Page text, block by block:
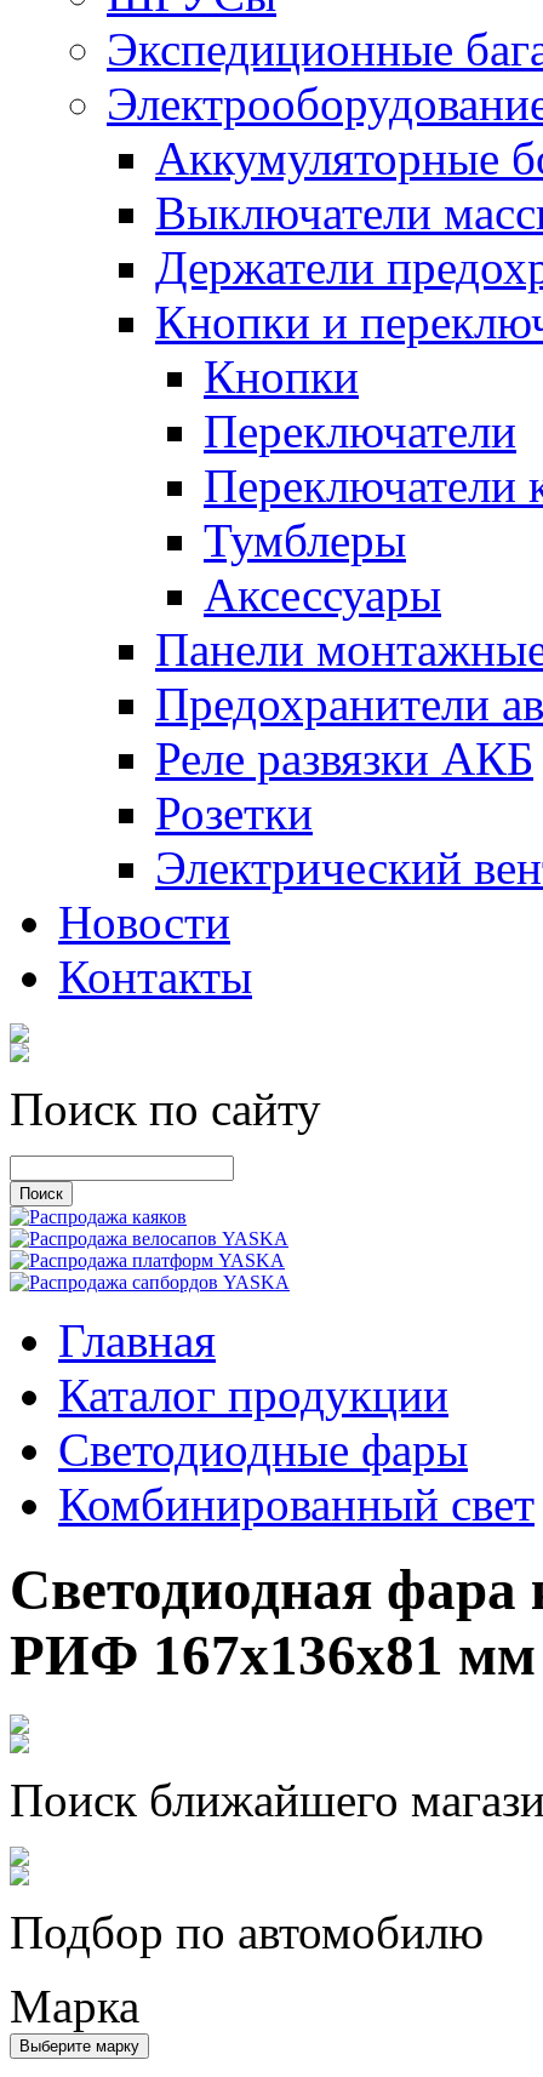
Экспедиционные
Аккумуляторные
Выключатели
Держатели
Кнопки и
Кнопки
Переключатели
Переключатели
Тумблеры
Аксессуары
Панели
Предохранители
Реле развязки АКБ
Розетки
Электрический
Новости
Контакты
Поиск по сайту
Главная
Каталог продукции
Светодиодные фары
Комбинированный свет
Светодиодная фара
РИФ 167х136х81
Поиск ближайшего
Подбор по автомобилю
Марка
Выберите марку